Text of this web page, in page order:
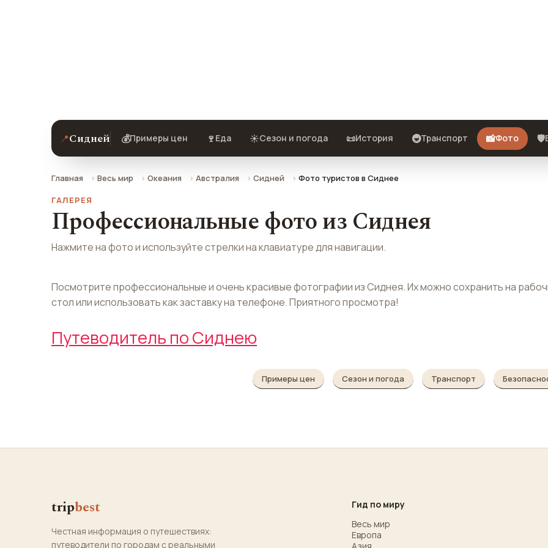
📍Сидней 💰Примеры цен 🍷 Еда ☀️Сезон и погода 📜История 🚇Транспорт 📸Фото 🛡️
Главная Весь мир Океания Австралия Сидней
Фото туристов в Сиднее
ГАЛЕРЕЯ
Профессиональные фото из Сиднея
Нажмите на фото и используйте стрелки на клавиатуре для навигации.
Посмотрите профессиональные и очень красивые фотографии из Сиднея. Их можно сохранить на
стол или использовать как заставку на телефоне. Приятного просмотра!
Путеводитель по Сиднею
Примеры цен Сезон и погода Транспорт
tripbest
Честная информация о путешествиях:
путеводители по городам с реальными
Гид по миру
Весь мир
Европа